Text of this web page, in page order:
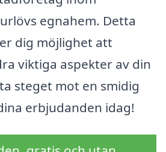
egnahem. Detta
dig möjlighet att
viktiga aspekter av din
steget mot en smidig
erbjudanden idag!